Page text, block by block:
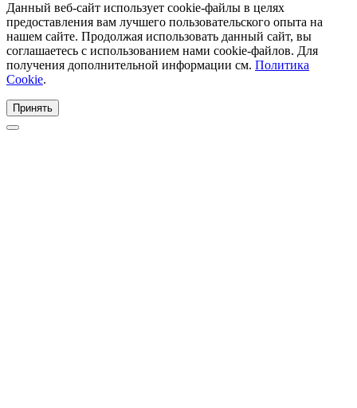
Данный веб-сайт использует cookie-файлы в целях
предоставления вам лучшего пользовательского опыта на
нашем сайте. Продолжая использовать данный сайт, вы
соглашаетесь с использованием нами cookie-файлов. Для
получения дополнительной информации см. Политика
Cookie.
Принять